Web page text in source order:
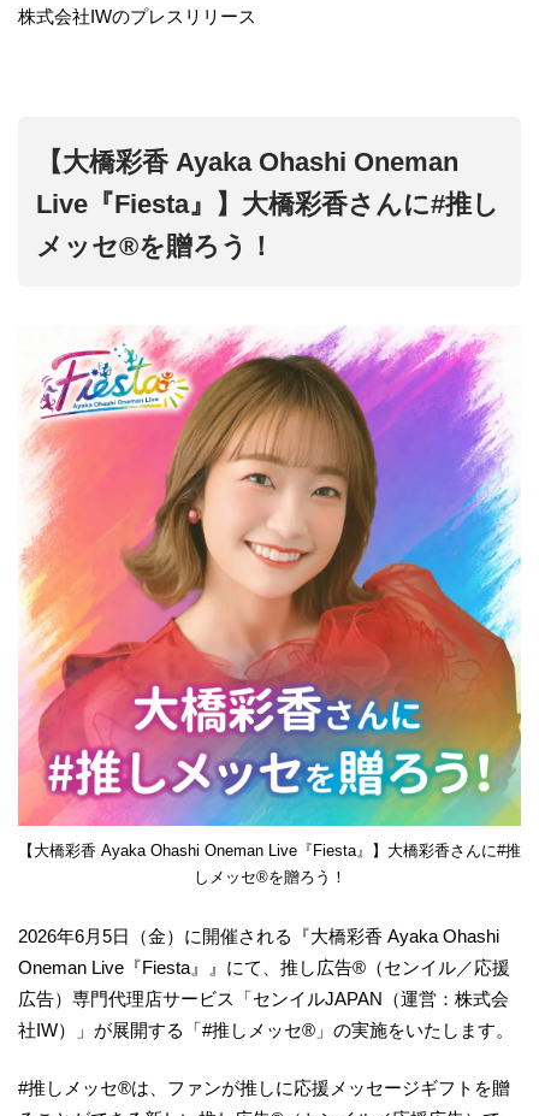
株式会社IWのプレスリリース
【大橋彩香 Ayaka Ohashi Oneman
Live『Fiesta』】大橋彩香さんに#推し
メッセ®︎を贈ろう！
【大橋彩香 Ayaka Ohashi Oneman Live『Fiesta』】大橋彩香さんに#推
しメッセ®︎を贈ろう！
2026年6月5日（金）に開催される『大橋彩香 Ayaka Ohashi
Oneman Live『Fiesta』』にて、推し広告®（センイル／応援
広告）専門代理店サービス「センイルJAPAN（運営：株式会
社IW）」が展開する「#推しメッセ®」の実施をいたします。
#推しメッセ®︎は、ファンが推しに応援メッセージギフトを贈